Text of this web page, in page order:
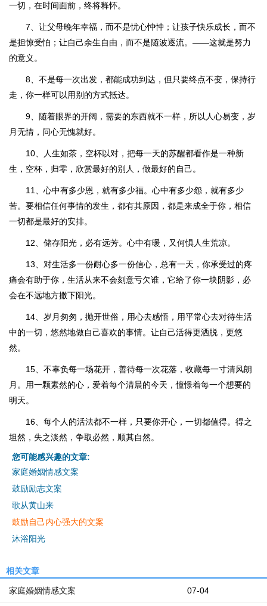
一切，在时间面前，终将释怀。
7、让父母晚年幸福，而不是忧心忡忡；让孩子快乐成长，而不
是担惊受怕；让自己余生自由，而不是随波逐流。——这就是努力
的意义。
8、不是每一次出发，都能成功到达，但只要终点不变，保持行
走，你一样可以用别的方式抵达。
9、随着眼界的开阔，需要的东西就不一样，所以人心易变，岁
月无情，问心无愧就好。
10、人生如茶，空杯以对，把每一天的苏醒都看作是一种新
生，空杯，归零，欣赏最好的别人，做最好的自己。
11、心中有多少恩，就有多少福。心中有多少怨，就有多少
苦。要相信任何事情的发生，都有其原因，都是来成全于你，相信
一切都是最好的安排。
12、储存阳光，必有远芳。心中有暖，又何惧人生荒凉。
13、对生活多一份耐心多一份信心，总有一天，你承受过的疼
痛会有助于你，生活从来不会刻意亏欠谁，它给了你一块阴影，必
会在不远地方撒下阳光。
14、岁月匆匆，抛开世俗，用心去感悟，用平常心去对待生活
中的一切，悠然地做自己喜欢的事情。让自己活得更洒脱，更悠
然。
15、不辜负每一场花开，善待每一次花落，收藏每一寸清风朗
月。用一颗素然的心，爱着每个清晨的今天，憧憬着每一个想要的
明天。
16、每个人的活法都不一样，只要你开心，一切都值得。得之
坦然，失之淡然，争取必然，顺其自然。
您可能感兴趣的文章:
家庭婚姻情感文案
鼓励励志文案
歌从黄山来
鼓励自己内心强大的文案
沐浴阳光
相关文章
07-04
家庭婚姻情感文案